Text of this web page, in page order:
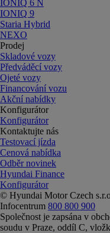
IONIQ 6 N
IONIQ 9
Staria Hybrid
NEXO
Prodej
Skladové vozy
Předváděcí vozy
Ojeté vozy
Financování vozu
Akční nabídky
Konfigurátor
Konfigurátor
Kontaktujte nás
Testovací jízda
Cenová nabídka
Odběr novinek
Hyundai Finance
Konfigurátor
© Hyundai Motor Czech
Infocentrum 800 800 900
Společnost je zapsána v
soudu v Praze, oddíl C,